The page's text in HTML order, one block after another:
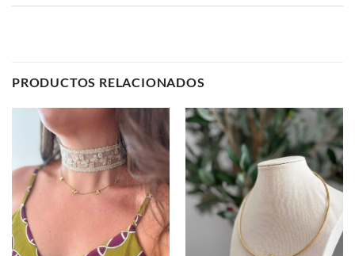
PRODUCTOS RELACIONADOS